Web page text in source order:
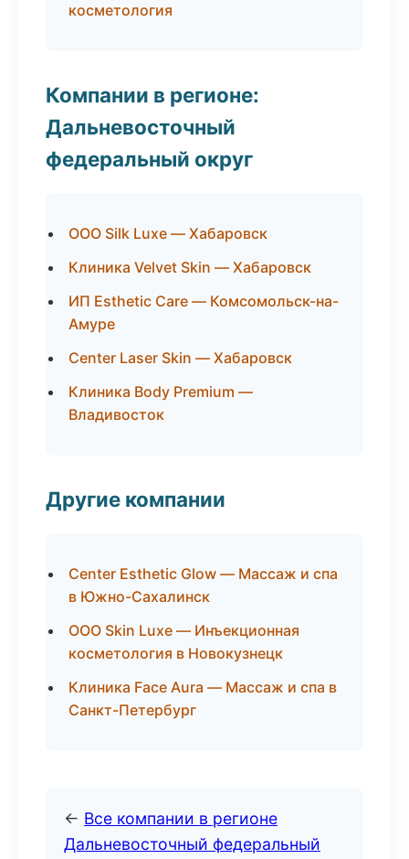
косметология
Компании в регионе:
Дальневосточный
федеральный округ
ООО Silk Luxe — Хабаровск
Клиника Velvet Skin — Хабаровск
ИП Esthetic Care — Комсомольск-на-
Амуре
Center Laser Skin — Хабаровск
Клиника Body Premium —
Владивосток
Другие компании
Center Esthetic Glow — Массаж и спа
в Южно-Сахалинск
ООО Skin Luxe — Инъекционная
косметология в Новокузнецк
Клиника Face Aura — Массаж и спа в
Санкт-Петербург
← Все компании в регионе
Дальневосточный федеральный